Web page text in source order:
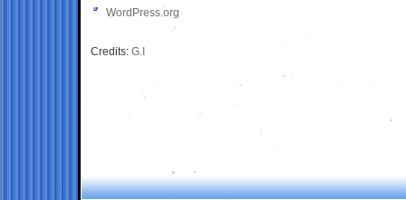
WordPress.org
Credits: G.I